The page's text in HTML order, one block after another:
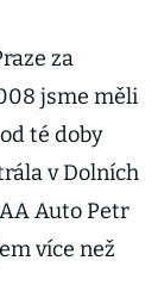
za
jsme měli
té doby
v Dolních
Auto Petr
více než